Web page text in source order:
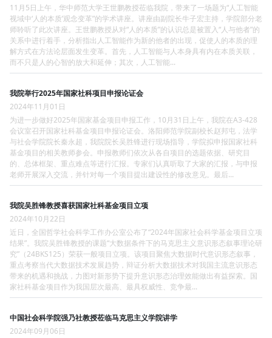
11月5日上午，华中师范大学王世鹏教授莅临我院，带来了一场题为“人工智能
视域中‘人的本质’观念变革”的学术讲座。讲座由副院长牛子宏主持，学院部分老
师聆听了此次讲座。王世鹏教授从对“人的本质”的认识总是被置入“人与他者”的
关系中进行着手，分析指出人工智能作为新的他者的出现，促使人的本质的理
解方式在方法论层面发生变革。首先，人工智能与人本身具有内在本质关联，
而不只是人的心智的放大和延伸；其次，人工智能...
我院举行2025年国家社科项目申报论证会
2024年11月01日
为进一步做好2025年国家基金项目申报工作，10月31日上午，我院在A3-428
会议室召开国家社科基金项目申报论证会。洛阳师范学院副校长赵邦屯，法学
与社会学院院长秦永超，我院院长吴胜锋进行现场指导，学院拟申报国家社科
基金项目的相关教师参会。申报教师们依次从各自项目的选题依据、研究目
的、总体框架、重点难点等进行汇报。专家们认真听取了大家的汇报，与申报
老师开展深入交流，并针对每一个项目提出建设性的修改意见。最后...
我院吴胜锋教授喜获国家社科基金项目立项
2024年10月22日
近日，全国哲学社会科学工作办公室公布了“2024年国家社会科学基金项目立项
结果”。我院吴胜锋教授的课题“大数据条件下的马克思主义意识形态叙事理论研
究”（24BKS125）荣获一般项目立项。该项目聚焦大数据时代意识形态叙事，
重点考察当代大数据技术发展趋势，辩证分析大数据技术对我国主流意识形态
带来的机遇和挑战，力图对新形势下提升意识形态治理效能做出有益探索。国
家社科基金项目作为我国层次最高、最具权威性、竞争最...
中国社会科学院强乃社教授莅临马克思主义学院讲学
2024年09月06日